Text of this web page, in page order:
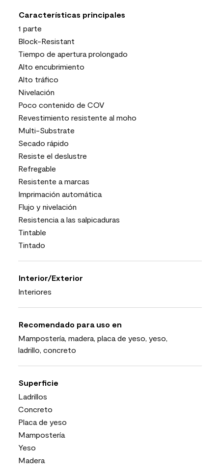
Características principales
1 parte
Block-Resistant
Tiempo de apertura prolongado
Alto encubrimiento
Alto tráfico
Nivelación
Poco contenido de COV
Revestimiento resistente al moho
Multi-Substrate
Secado rápido
Resiste el deslustre
Refregable
Resistente a marcas
Imprimación automática
Flujo y nivelación
Resistencia a las salpicaduras
Tintable
Tintado
Interior/Exterior
Interiores
Recomendado para uso en
Mampostería, madera, placa de yeso, yeso,
ladrillo, concreto
Superficie
Ladrillos
Concreto
Placa de yeso
Mampostería
Yeso
Madera